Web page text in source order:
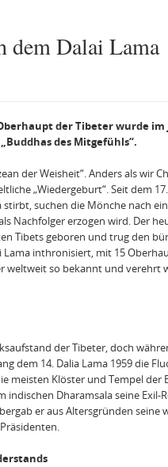
dem Dalai Lama
der Tibeter wurde im
des Mitgefühls“.
der Weisheit“. Anders als wir
„Wiedergeburt“. Seit dem
suchen die Mönche nach
Nachfolger erzogen wird. Der
Tibets geboren und trug den
Lama inthronisiert, mit 15
weltweit so bekannt und verehrt
der Tibeter, doch
dem 14. Dalia Lama 1959 die
meisten Klöster und Tempel
indischen Dharamsala seine
er aus Altersgründen seine